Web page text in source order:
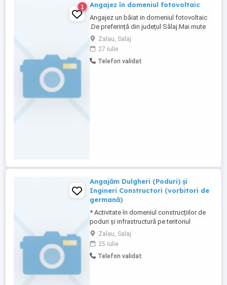
1 Angajez în domeniul fotovoltaic
Angajez un băiat in domeniul fotovoltaic
.De preferință din județul Sălaj.Mai mute
detalii la telefon
Zalau, Salaj
27 iulie
Telefon validat
Angajăm Dulgheri (Poduri) și
Ingineri Constructori (vorbitori de
germană)
* Activitate în domeniul construcțiilor de
poduri și infrastructură pe teritoriul
Germaniei. * Dulgheri:Experiență dovedită
în dulgherie (cofraje, structuri de beton
poduri).Seriozitate, punctualitate și
capacitatea de a lucra în
Zalau, Salaj
25 iulie
Telefon validat